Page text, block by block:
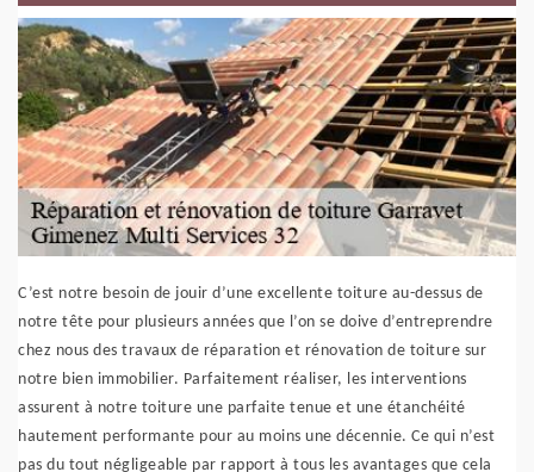
C’est notre besoin de jouir d’une excellente toiture au-dessus de
notre tête pour plusieurs années que l’on se doive d’entreprendre
chez nous des travaux de réparation et rénovation de toiture sur
notre bien immobilier. Parfaitement réaliser, les interventions
assurent à notre toiture une parfaite tenue et une étanchéité
hautement performante pour au moins une décennie. Ce qui n’est
pas du tout négligeable par rapport à tous les avantages que cela